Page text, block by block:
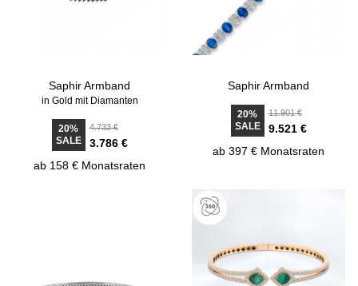
Saphir Armband
in Gold mit Diamanten
20%
SALE
4.733 €
3.786 €
ab 158 € Monatsraten
Saphir Armband
20%
SALE
11.901 €
9.521 €
ab 397 € Monatsraten